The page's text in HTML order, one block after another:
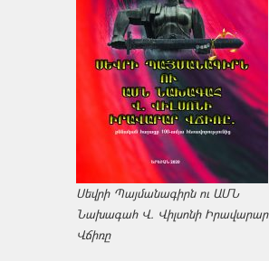
Սեվրի Պայմանագիրն ու ԱՄՆ
Նախագահ Վ. Վիլսոնի Իրավարար
Վճիռը